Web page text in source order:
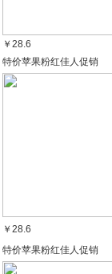
￥28.6
特价苹果粉红佳人促销
￥28.6
特价苹果粉红佳人促销